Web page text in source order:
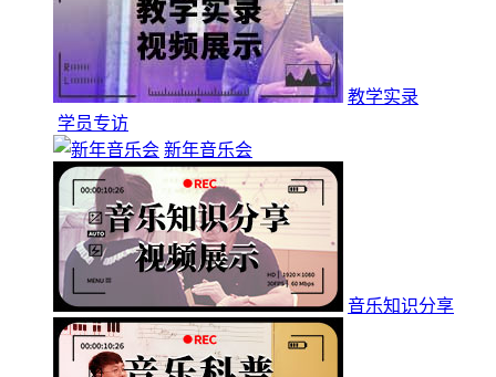
教学实录
学员专访
新年音乐会
音乐知识分享